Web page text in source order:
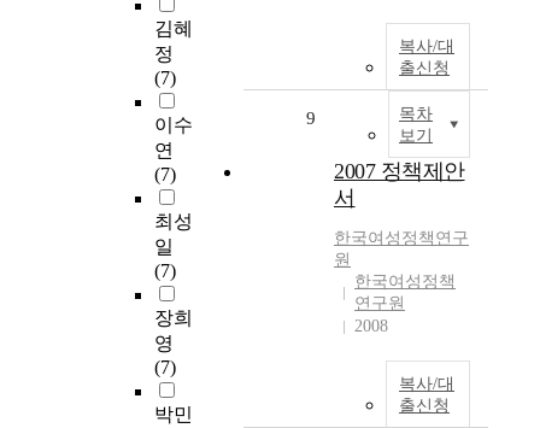
김혜
정
(7)
이수
연
(7)
최성
일
(7)
장희
영
(7)
박민
복사/대
출신청
목차
보기
9
2007 정책제안
서
한국여성정책연구
원
한국여성정책
연구원
2008
복사/대
출신청